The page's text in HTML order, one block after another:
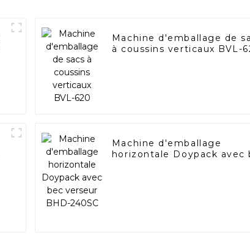
Machine d'emballage de
à coussins verticaux BVL-
Machine d'emballage
horizontale Doypack avec